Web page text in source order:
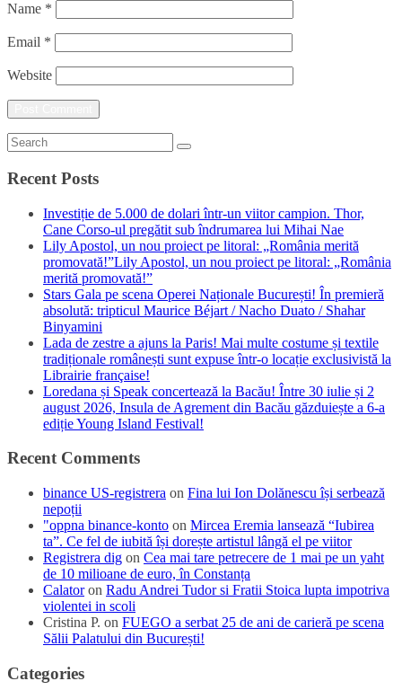
Name *
Email *
Website
Recent Posts
Investiție de 5.000 de dolari într-un viitor campion. Thor,
Cane Corso-ul pregătit sub îndrumarea lui Mihai Nae
Lily Apostol, un nou proiect pe litoral: „România merită
promovată!”Lily Apostol, un nou proiect pe litoral: „România
merită promovată!”
Stars Gala pe scena Operei Naționale București! În premieră
absolută: tripticul Maurice Béjart / Nacho Duato / Shahar
Binyamini
Lada de zestre a ajuns la Paris! Mai multe costume și textile
tradiționale românești sunt expuse într-o locație exclusivistă la
Librairie française!
Loredana și Speak concertează la Bacău! Între 30 iulie și 2
august 2026, Insula de Agrement din Bacău găzduiește a 6-a
ediție Young Island Festival!
Recent Comments
binance US-registrera on Fina lui Ion Dolănescu își serbează
nepoții
"oppna binance-konto on Mircea Eremia lansează “Iubirea
ta”. Ce fel de iubită își dorește artistul lângă el pe viitor
Registrera dig on Cea mai tare petrecere de 1 mai pe un yaht
de 10 milioane de euro, în Constanța
Calatoron Radu Andrei Tudor si Fratii Stoica lupta impotriva
violentei in scoli
Cristina P. on FUEGO a serbat 25 de ani de carieră pe scena
Sălii Palatului din București!
Categories